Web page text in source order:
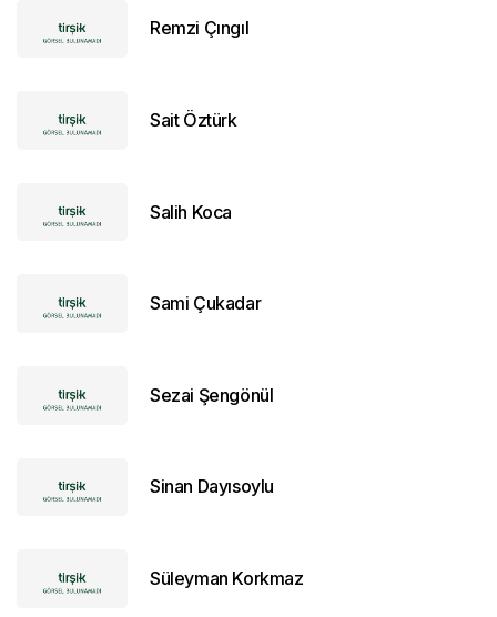
Remzi Çıngıl
Sait Öztürk
Salih Koca
Sami Çukadar
Sezai Şengönül
Sinan Dayısoylu
Süleyman Korkmaz